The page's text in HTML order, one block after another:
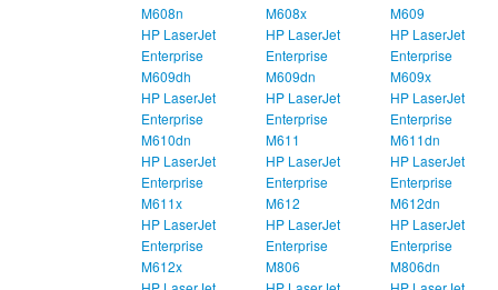
M608n
M608x
M609
HP LaserJet
Enterprise
M609dh
HP LaserJet
Enterprise
M609dn
HP LaserJet
Enterprise
M609x
HP LaserJet
Enterprise
M610dn
HP LaserJet
Enterprise
M611
HP LaserJet
Enterprise
M611dn
HP LaserJet
Enterprise
M611x
HP LaserJet
Enterprise
M612
HP LaserJet
Enterprise
M612dn
HP LaserJet
Enterprise
M612x
HP LaserJet
Enterprise
M806
HP LaserJet
Enterprise
M806dn